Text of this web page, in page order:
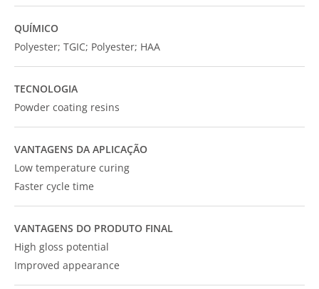
QUÍMICO
Polyester; TGIC; Polyester; HAA
TECNOLOGIA
Powder coating resins
VANTAGENS DA APLICAÇÃO
Low temperature curing
Faster cycle time
VANTAGENS DO PRODUTO FINAL
High gloss potential
Improved appearance